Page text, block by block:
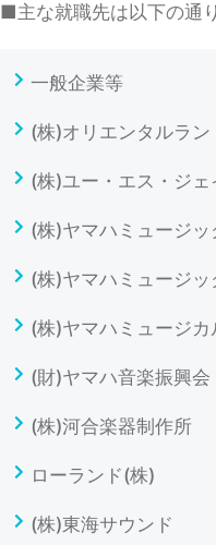
■主な就職先は以下の通
一般企業等
(株)オリエンタルラン
(株)ユー・エス・ジェ
(株)ヤマハミュージ
(株)ヤマハミュージッ
(株)ヤマハミュージカ
(財)ヤマハ音楽振興会
(株)河合楽器制作所
ローランド(株)
(株)東海サウンド